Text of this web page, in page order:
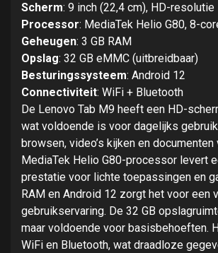
Scherm: 9 inch (22,4 cm), HD-resolutie
Processor: MediaTek Helio G80, 8-
Geheugen: 3 GB RAM
Opslag: 32 GB eMMC (uitbreidbaar)
Besturingssysteem: Android 12
Connectiviteit: WiFi + Bluetooth
De Lenovo Tab M9 heeft een HD-
wat voldoende is voor dagelijks
browsen, video’s kijken en
MediaTek Helio G80-processor levert
prestatie voor lichte toepassingen en
RAM en Android 12 zorgt het voor een
gebruikservaring. De 32 GB
maar voldoende voor basisbehoeften.
WiFi en Bluetooth, wat draadloze